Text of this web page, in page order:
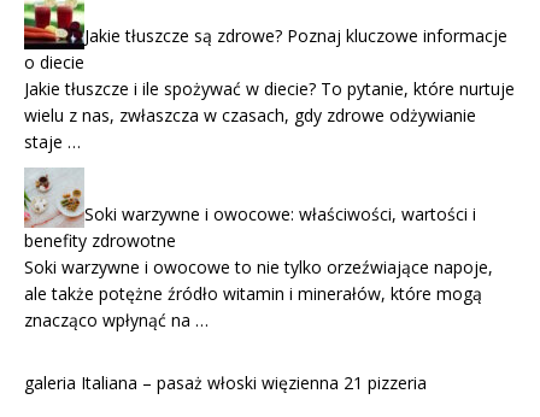
Jakie tłuszcze są zdrowe? Poznaj kluczowe informacje
o diecie
Jakie tłuszcze i ile spożywać w diecie? To pytanie, które nurtuje
wielu z nas, zwłaszcza w czasach, gdy zdrowe odżywianie
staje …
Soki warzywne i owocowe: właściwości, wartości i
benefity zdrowotne
Soki warzywne i owocowe to nie tylko orzeźwiające napoje,
ale także potężne źródło witamin i minerałów, które mogą
znacząco wpłynąć na …
galeria Italiana – pasaż włoski więzienna 21 pizzeria